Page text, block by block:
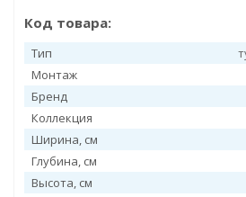
Код товара:
Тип
Монтаж
Бренд
Коллекция
Ширина, см
Глубина, см
Высота, см